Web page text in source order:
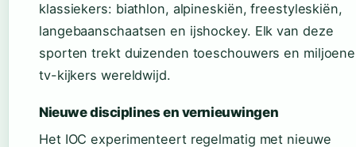
klassiekers: biathlon, alpineskiën, freestyleskiën,
langebaanschaatsen en ijshockey. Elk van deze
sporten trekt duizenden toeschouwers en
tv-kijkers wereldwijd.
Nieuwe disciplines en vernieuwingen
Het IOC experimenteert regelmatig met nieuwe